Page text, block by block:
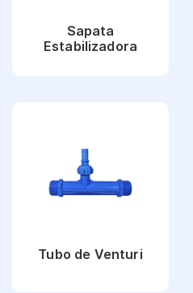
Sapata
Estabilizadora
Tubo de Venturi